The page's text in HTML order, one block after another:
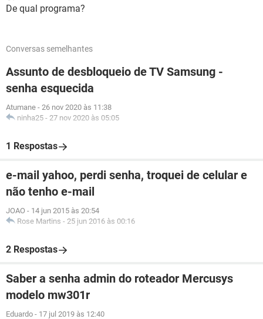
De qual programa?
Conversas semelhantes
Assunto de desbloqueio de TV Samsung -
senha esquecida
Atumane - 26 nov 2020 às 11:38
ninha25 - 27 nov 2020 às 05:05
1 Respostas
e-mail yahoo, perdi senha, troquei de celular e
não tenho e-mail
JOAO - 14 jun 2015 às 20:54
Rose Martins - 25 jun 2016 às 00:16
2 Respostas
Saber a senha admin do roteador Mercusys
modelo mw301r
Eduardo - 17 jul 2019 às 12:40